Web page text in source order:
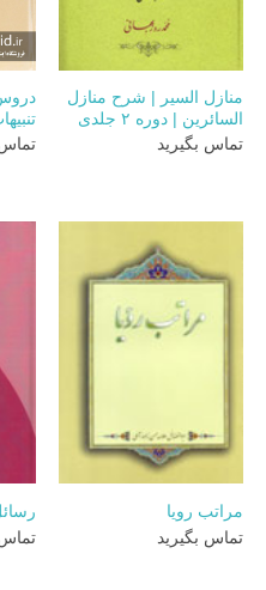
منازل السیر | شرح منازل
السائرین | دوره ۲ جلدی
تماس بگیرید
+
مراتب رویا
تماس بگیرید
تماس